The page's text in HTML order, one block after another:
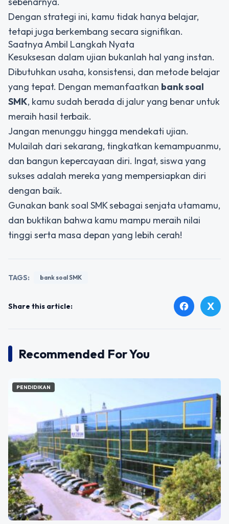
Dengan strategi ini, kamu tidak hanya belajar,
tetapi juga berkembang secara signifikan.
Saatnya Ambil Langkah Nyata
Kesuksesan dalam ujian bukanlah hal yang instan.
Dibutuhkan usaha, konsistensi, dan metode belajar
yang tepat. Dengan memanfaatkan bank soal
SMK, kamu sudah berada di jalur yang benar untuk
meraih hasil terbaik.
Jangan menunggu hingga mendekati ujian.
Mulailah dari sekarang, tingkatkan kemampuanmu,
dan bangun kepercayaan diri. Ingat, siswa yang
sukses adalah mereka yang mempersiapkan diri
dengan baik.
Gunakan bank soal SMK sebagai senjata utamamu,
dan buktikan bahwa kamu mampu meraih nilai
tinggi serta masa depan yang lebih cerah!
TAGS: bank soal SMK
Share this article: facebook X
Recommended For You
PENDIDIKAN